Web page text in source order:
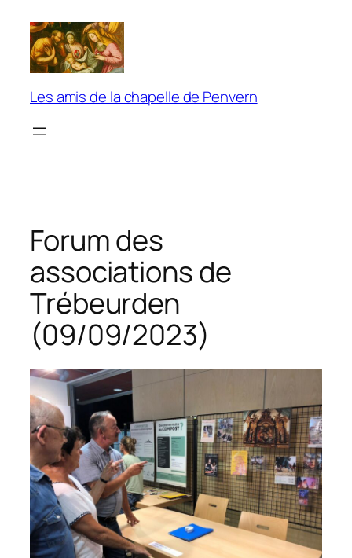
contenu
Les amis de la chapelle de Penvern
Forum des
associations de
Trébeurden
(09/09/2023)